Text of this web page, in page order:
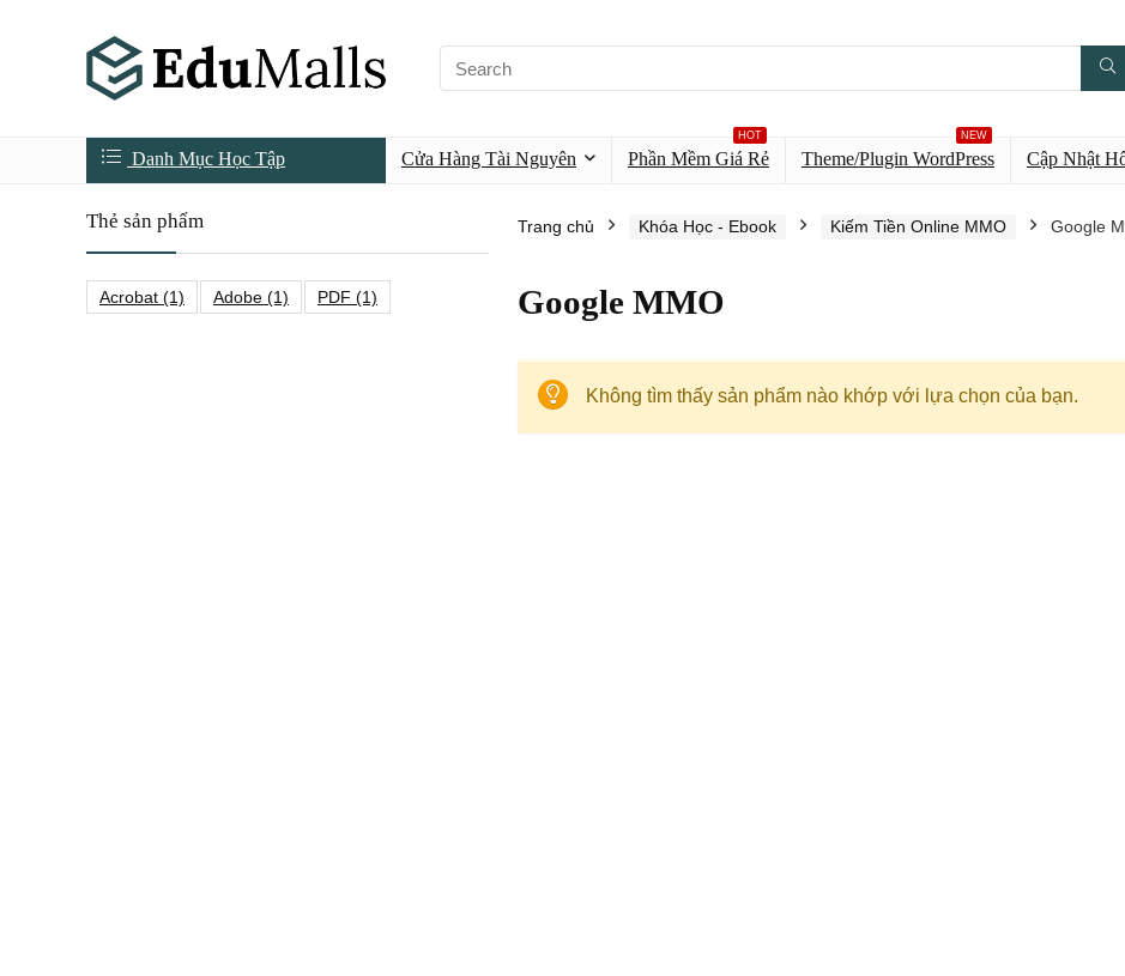
Danh Mục Học Tập Cửa Hàng Tài Nguyên
HOT
Phần Mềm Giá Rẻ
NEW
Theme/Plugin WordPress Cập Nhật
Thẻ sản phẩm
Acrobat (1) Adobe (1) PDF (1)
Trang chủ Khóa Học - Ebook Kiếm Tiền Online MMO Google
Google MMO
Không tìm thấy sản phẩm nào khớp với lựa chọn của bạn.